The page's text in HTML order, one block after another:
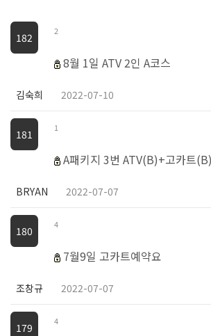
2
182
8월 1일 ATV 2인 A코스
김숙희 2022-07-10
1
181
A패키지 3번 ATV(B)+고카트
BRYAN 2022-07-07
4
180
7월9일 고카트예약요
조창규 2022-07-07
4
179